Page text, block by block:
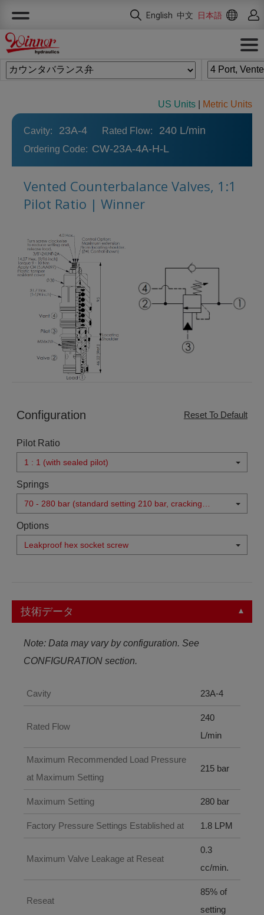
English 中文 日本語
US Units Metric Units
Cavity: 23A-4 Rated Flow: 240 L/min
Ordering Code: CW-23A-4A-H-L
Vented Counterbalance Valves, 1:1
Pilot Ratio | Winner
Configuration Reset To Default
Pilot Ratio
1 : 1 (with sealed pilot)
Springs
70 - 280 bar (standard setting 210 bar, cracking
pressure 1.7 bar)
Options
Leakproof hex socket screw
技術データ
Note: Data may vary by configuration. See
CONFIGURATION section.
Cavity 23A-4
Rated Flow
240
L/min
Maximum Recommended Load Pressure
at Maximum Setting
215 bar
Maximum Setting 280 bar
Factory Pressure Settings Established at 1.8 LPM
Maximum Valve Leakage at Reseat
0.3
cc/min.
Reseat
85% of
setting